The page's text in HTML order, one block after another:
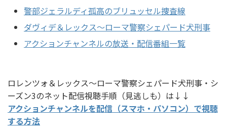
警部ジェラルディ孤高のブリュッセル捜査線
ダヴィデ＆レックス～ローマ警察シェパード犬刑事
アクションチャンネルの放送・配信番組一覧
ロレンツォ＆レックス～ローマ警察シェパード犬刑事・シ
ーズン3のネット配信視聴手順（見逃しも）は↓↓
アクションチャンネルを配信（スマホ・パソコン）で視聴
する方法